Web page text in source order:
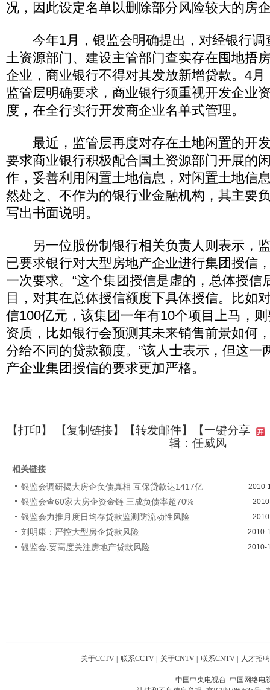
况，因此设定名单以删除部分风险较大的房
今年1月，银监会明确提出，对经银行调
土资源部门、建设主管部门查实存在囤地捂
企业，商业银行不得对其发放新增贷款。4月
监管层明确要求，商业银行须重视开发企业
度，在全行实行开发商企业名单式管理。
最近，监管层再度对存在土地闲置的开
要求商业银行积极配合国土资源部门开展的
作，妥善利用闲置土地信息，对闲置土地信
然处之、不作为的银行业金融机构，其主要
写出书面说明。
另一位股份制银行相关负责人则表示，
已要求银行对大型房地产企业进行集团授信
一次要求。“这个集团授信是虚的，总体授信
目，对其在总体授信额度下具体授信。比如
信100亿元，该集团一年有10个项目上马，
资质，比如银行会预测其未来销售前景如何
分给不同的贷款额度。”该人士表示，但这一
产企业集团授信的要求更加严格。
【打印】 【复制链接】【转发邮件】
【一键分享
辑：任威风
相关链接
银监会调研揭大房企负债真相 互保贷款达1417亿
2010-
银监会查60家大房企资金链 三成负债率超70%
银监会力推月度日均存贷款监测防流动性风险
刘明康：严控大型房企贷款风险 2010-
银监会:要高度关注房地产贷款风险 2010-
关于CCTV | 联系CCTV | 关于CNTV | 联系CNTV | 人才招聘
中国中央电视台 中国网络电